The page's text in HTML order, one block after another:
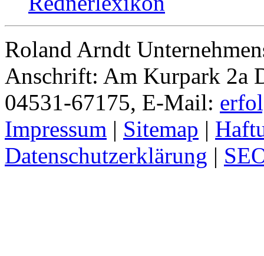
Roland Arndt
Anschrift: Am Kurpark 2a
04531-67175, E-Mail:
Impressum | Sitemap |
Datenschutzerklärung |